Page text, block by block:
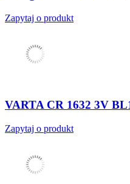
Zapytaj o produkt
VARTA CR 1632 3V
Zapytaj o produkt